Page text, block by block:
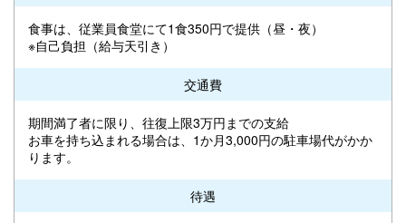
食事は、従業員食堂にて1食350円で提供（昼・夜）
※自己負担（給与天引き）
交通費
期間満了者に限り、往復上限3万円までの支給
お車を持ち込まれる場合は、1か月3,000円の駐車場代がかか
ります。
待遇